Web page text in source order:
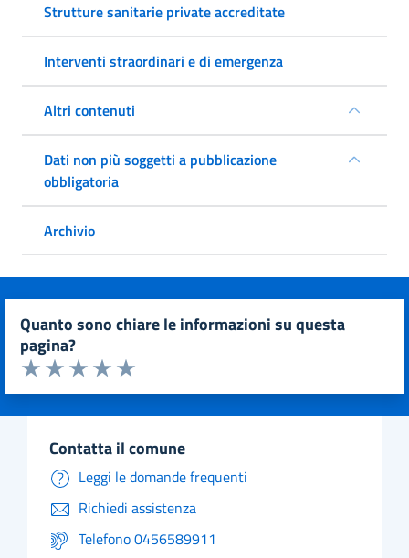
Strutture sanitarie private accreditate
Interventi straordinari e di emergenza
Altri contenuti
Dati non più soggetti a pubblicazione
obbligatoria
Archivio
quanto sono chiare le informazioni su questa
pagina?
Valuta da 1 a 5 stelle la pagina
Valuta 5 stelle su 5
Valuta 4 stelle su 5
Valuta 3 stelle su 5
Valuta 2 stelle su 5
Valuta 1 stelle su 5
contatta il comune
Leggi le domande frequenti
Richiedi assistenza
Telefono 0456589911